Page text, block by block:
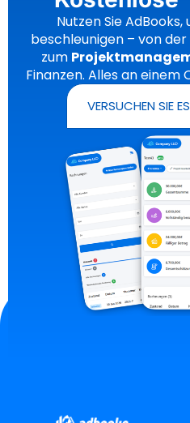
Nutzen Sie
beschleunigen – von
zum
Finanzen. Alles an einem
VERSUCHEN SIE